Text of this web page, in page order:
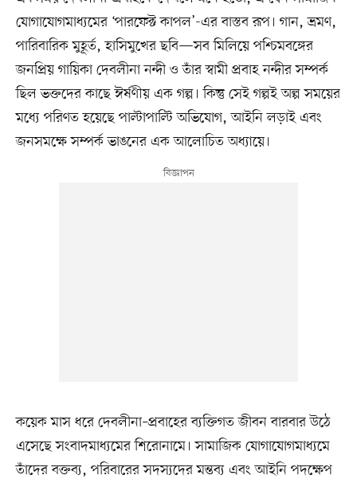
যোগাযোগমাধ্যমের ‘পারফেক্ট কাপল’-এর বাস্তব রূপ। গান, ভ্রমণ,
পারিবারিক মুহূর্ত, হাসিমুখের ছবি—সব মিলিয়ে পশ্চিমবঙ্গের
জনপ্রিয় গায়িকা দেবলীনা নন্দী ও তাঁর স্বামী প্রবাহ নন্দীর সম্পর্ক
ছিল ভক্তদের কাছে ঈর্ষণীয় এক গল্প। কিন্তু সেই গল্পই অল্প সময়ের
মধ্যে পরিণত হয়েছে পাল্টাপাল্টি অভিযোগ, আইনি লড়াই এবং
জনসমক্ষে সম্পর্ক ভাঙনের এক আলোচিত অধ্যায়ে।
কয়েক মাস ধরে দেবলীনা–প্রবাহের ব্যক্তিগত জীবন বারবার উঠে
এসেছে সংবাদমাধ্যমের শিরোনামে। সামাজিক যোগাযোগমাধ্যমে
তাঁদের বক্তব্য, পরিবারের সদস্যদের মন্তব্য এবং আইনি পদক্ষেপ